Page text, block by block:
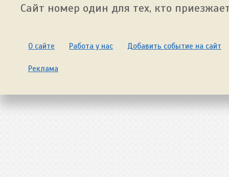
Сайт номер один для тех, кто
О сайте Работа у нас Добавить событие на сайт
Реклама